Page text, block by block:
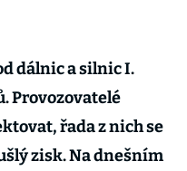
dálnic a silnic I.
Provozovatelé
řada z nich se
zisk. Na dnešním